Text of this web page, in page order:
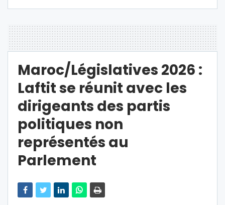
Maroc/Législatives 2026 :
Laftit se réunit avec les
dirigeants des partis
politiques non
représentés au
Parlement